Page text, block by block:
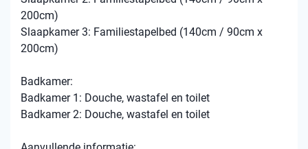
200cm)
Slaapkamer 3: Familiestapelbed (140cm / 90cm x
200cm)
Badkamer:
Badkamer 1: Douche, wastafel en toilet
Badkamer 2: Douche, wastafel en toilet